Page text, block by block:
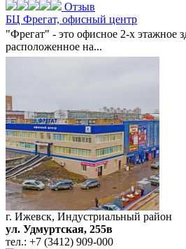
Отзыв
БЦ Фрегат, офисный центр
"Фрегат" - это офисное 2-х этажное
расположенное на...
г. Ижевск, Индустриальный район
ул. Удмуртская, 255в
тел.: +7 (3412) 909-000